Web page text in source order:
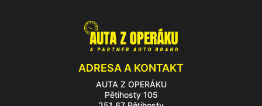
ADRESA A KONTAKT
AUTA Z OPERÁKU
Pětihosty 105